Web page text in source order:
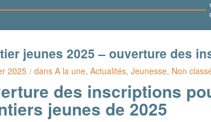
jeunes 2025 – ouverture des
2025 / dansA la une,Actualités,Jeunesse, Non
des inscriptions
jeunes de 2025